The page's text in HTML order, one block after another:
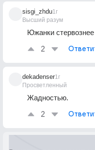
sisgi_zhdu
Высший разум
1г
Южанки стервознее
2
dekadenser
Просветленный
1г
Жадностью.
2